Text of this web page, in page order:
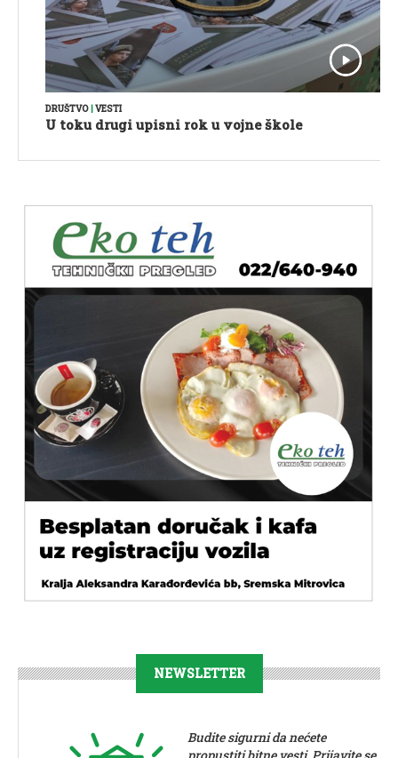
DRUŠTVO|VESTI
U toku drugi upisni rok u vojne škole
NEWSLETTER
Budite sigurni da nećete